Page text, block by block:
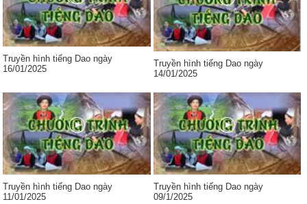
Truyền hình tiếng Dao ngày
16/01/2025
Truyền hình tiếng Dao ngày
14/01/2025
Truyền hình tiếng Dao ngày
11/01/2025
Truyền hình tiếng Dao ngày
09/1/2025